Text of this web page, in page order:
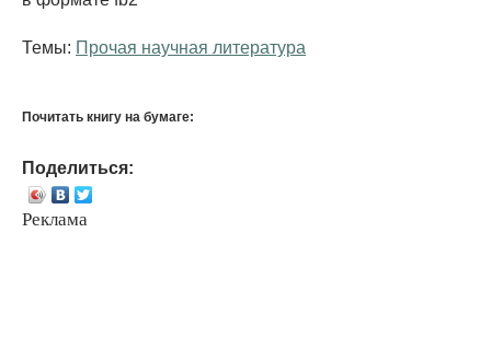
Темы: Прочая научная литература
Почитать книгу на бумаге:
Поделиться:
Реклама